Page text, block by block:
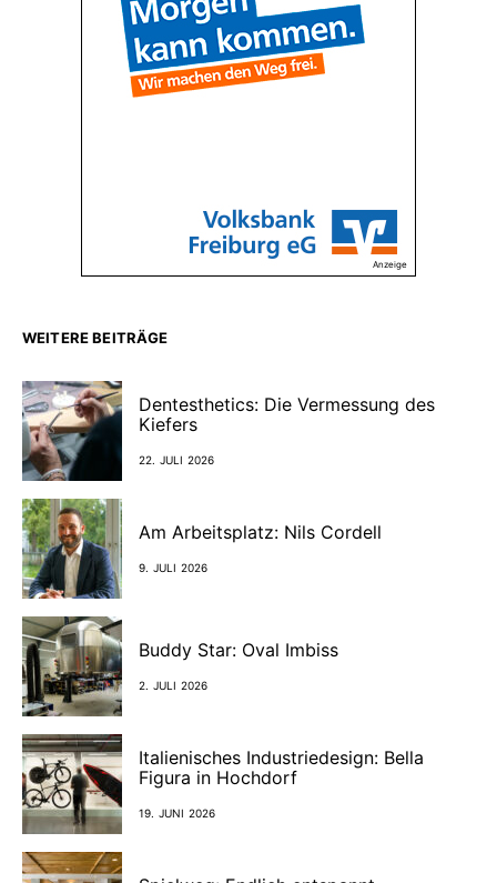
Anzeige
WEITERE BEITRÄGE
Dentesthetics: Die Vermessung des
Kiefers
22. JULI 2026
Am Arbeitsplatz: Nils Cordell
9. JULI 2026
Buddy Star: Oval Imbiss
2. JULI 2026
Italienisches Industriedesign: Bella
Figura in Hochdorf
19. JUNI 2026